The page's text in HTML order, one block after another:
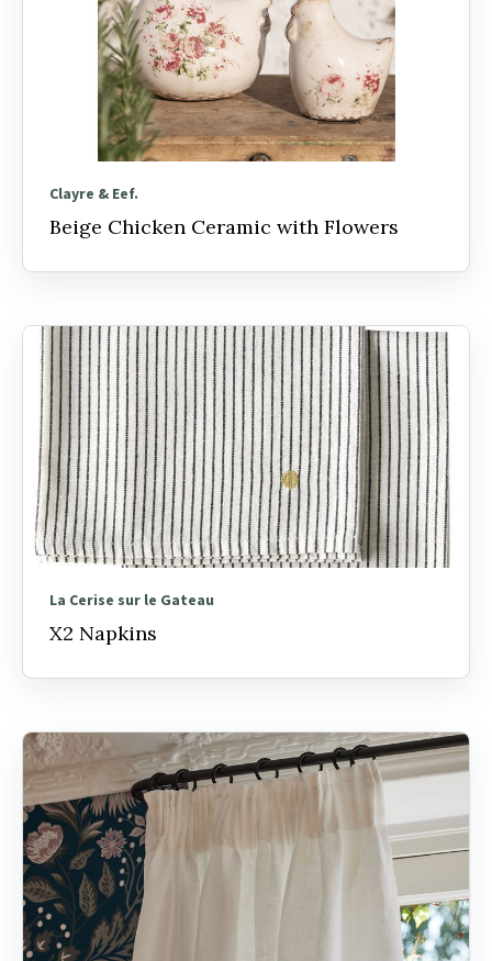
Clayre & Eef.
Beige Chicken Ceramic with Flowers
La Cerise sur le Gateau
X2 Napkins